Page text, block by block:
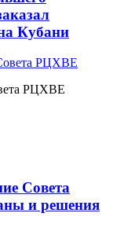
Кубани
РЦХВЕ
Совета
и решения